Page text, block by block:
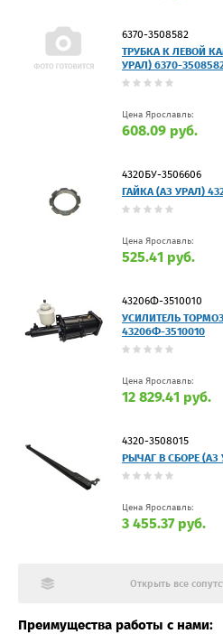
6370-3508582
ТРУБКА К ЛЕВОЙ
УРАЛ) 6370-
Цена Ярославль:
608.09 руб.
4320БУ-3506606
ГАЙКА (АЗ УРАЛ)
Цена Ярославль:
525.41 руб.
43206Ф-3510010
УСИЛИТЕЛЬ
43206Ф-3510010
Цена Ярославль:
12 829.41 руб.
4320-3508015
РЫЧАГ В СБОРЕ (АЗ
Цена Ярославль:
3 455.37 руб.
Открыть все
Преимущества работы с нами: